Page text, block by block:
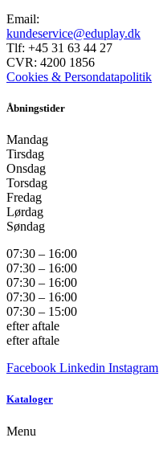
Email:
kundeservice@eduplay.dk
Tlf: +45 31 63 44 27
CVR: 4200 1856
Cookies & Persondatapolitik
Åbningstider
Mandag
Tirsdag
Onsdag
Torsdag
Fredag
Lørdag
Søndag
07:30 – 16:00
07:30 – 16:00
07:30 – 16:00
07:30 – 16:00
07:30 – 15:00
efter aftale
efter aftale
Facebook Linkedin Instagram
Kataloger
Menu